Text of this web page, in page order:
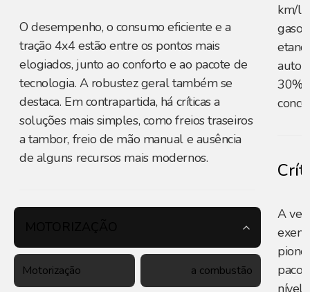
O desempenho, o consumo eficiente e a
tração 4x4 estão entre os pontos mais
elogiados, junto ao conforto e ao pacote de
tecnologia. A robustez geral também se
destaca. Em contrapartida, há críticas a
soluções mais simples, como freios traseiros
a tambor, freio de mão manual e ausência
de alguns recursos mais modernos.
Motorização a combustão
km/l
30%
A
nível